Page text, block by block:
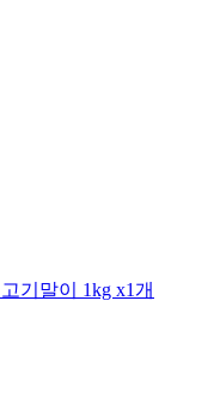
기말이 1kg x1개